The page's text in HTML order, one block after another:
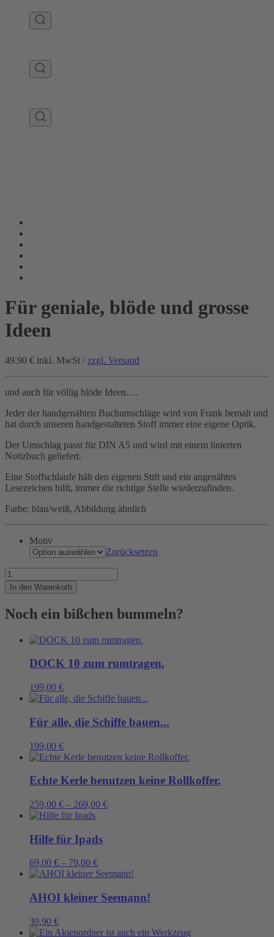
Für geniale, blöde und grosse
Ideen
49.90 € inkl. MwSt / zzgl. Versand
und auch für völlig blöde Ideen….
Jeder der handgenähten Buchumschläge wird von Frank bemalt und
hat durch unseren handgestalteten Stoff immer eine eigene Optik.
Der Umschlag passt für DIN A5 und wird mit einem linierten
Notizbuch geliefert.
Eine Stoffschlaufe hält den eigenen Stift und ein angenähtes
Lesezeichen hilft, immer die richtige Stelle wiederzufinden.
Farbe: blau/weiß, Abbildung ähnlich
Motiv
Zurücksetzen
Für
geniale,
blöde
grosse
Menge
In den Warenkorb
Noch ein bißchen bummeln?
DOCK 10 zum rumtragen.
199,00 €
Für alle, die Schiffe bauen...
199,00 €
Echte Kerle benutzen keine Rollkoffer.
259,00 € – 269,00 €
Hilfe für Ipads
69,00 € – 79,00 €
AHOI kleiner Seemann!
39,90 €